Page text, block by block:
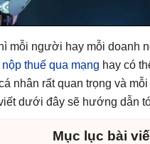
mỗi người hay mỗi doanh
nộp thuế qua mạng hay có
nhân rất quan trọng và
dưới đây sẽ hướng dẫn
Mục lục bài